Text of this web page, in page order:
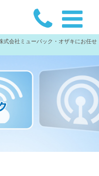
式会社ミューパック・オザキにお任せ